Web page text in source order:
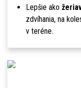
Lepšie ako
zdvíhania, na
v teréne.